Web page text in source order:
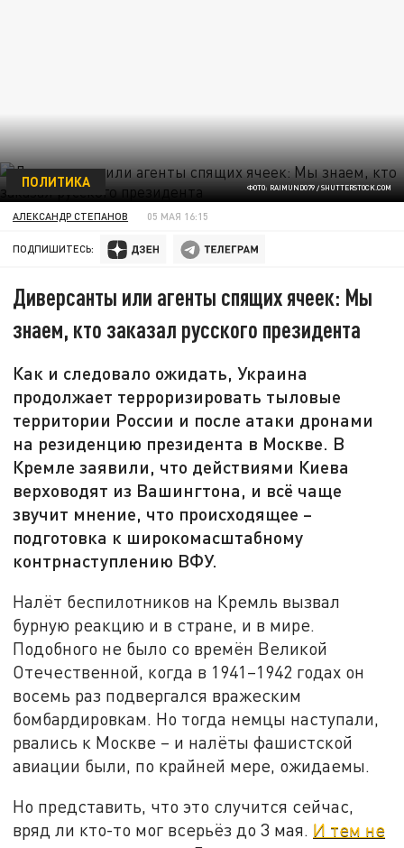
ФОТО: RAIMUNDO79 / SHUTTERSTОСK.СОM
ПОЛИТИКА
АЛЕКСАНДР СТЕПАНОВ 05 МАЯ 16:15
ПОДПИШИТЕСЬ:
Диверсанты или агенты спящих ячеек: Мы
знаем, кто заказал русского президента
Как и следовало ожидать, Украина
продолжает терроризировать тыловые
территории России и после атаки дронами
на резиденцию президента в Москве. В
Кремле заявили, что действиями Киева
верховодят из Вашингтона, и всё чаще
звучит мнение, что происходящее –
подготовка к широкомасштабному
контрнаступлению ВФУ.
Налёт беспилотников на Кремль вызвал
бурную реакцию и в стране, и в мире.
Подобного не было со времён Великой
Отечественной, когда в 1941–1942 годах он
восемь раз подвергался вражеским
бомбардировкам. Но тогда немцы наступали,
рвались к Москве – и налёты фашистской
авиации были, по крайней мере, ожидаемы.
Но представить, что это случится сейчас,
вряд ли кто-то мог всерьёз до 3 мая. И тем не